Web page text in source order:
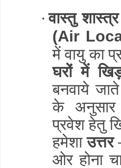
· वास्तु
(Air
में वायु का
घरों में
बनवाये
के
प्रवेश हेतु
हमेशाउत्तर
ओर होना